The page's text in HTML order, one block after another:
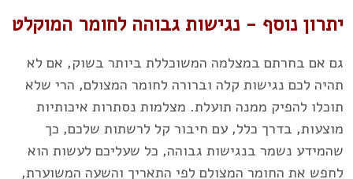
יתרון נוסף - נגישות גבוהה לחומר המוקלט
גם אם בחרתם במצלמה המשוכללת ביותר בשוק, אם לא
תהיה לכם נגישות קלה וברורה לחומר המצולם, הרי שלא
תוכלו להפיק ממנה תועלת. מצלמות נסתרות איכותיות
מוצעות, בדרך כלל, עם חיבור קל לרשתות שלכם, כך
שהמידע נשמר בנגישות גבוהה, כל שעליכם לעשות הוא
לחפש את החומר המצולם לפי התאריך והשעה המשוערת,